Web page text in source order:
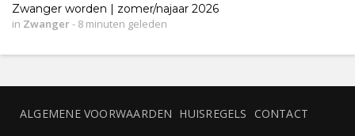
Zwanger worden | zomer/najaar 2026
in Zwanger- 8 minuten geleden
ALGEMENE VOORWAARDEN HUISREGELS CONTACT